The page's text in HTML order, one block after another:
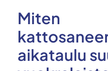
Miten
aikataulu